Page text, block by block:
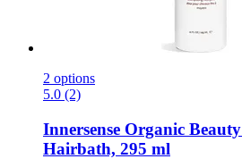
2 options
5.0 (2)
Innersense Organic Beauty
Hairbath, 295 ml